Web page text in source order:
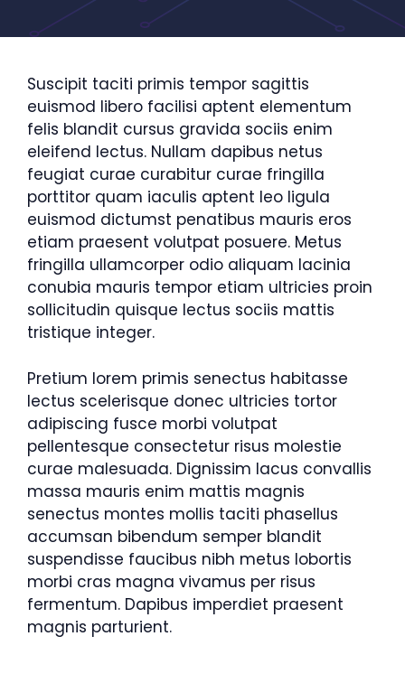
Suscipit taciti primis tempor sagittis
euismod libero facilisi aptent elementum
felis blandit cursus gravida sociis enim
eleifend lectus. Nullam dapibus netus
feugiat curae curabitur curae fringilla
porttitor quam iaculis aptent leo ligula
euismod dictumst penatibus mauris eros
etiam praesent volutpat posuere. Metus
fringilla ullamcorper odio aliquam lacinia
conubia mauris tempor etiam ultricies proin
sollicitudin quisque lectus sociis mattis
tristique integer.
Pretium lorem primis senectus habitasse
lectus scelerisque donec ultricies tortor
adipiscing fusce morbi volutpat
pellentesque consectetur risus molestie
curae malesuada. Dignissim lacus convallis
massa mauris enim mattis magnis
senectus montes mollis taciti phasellus
accumsan bibendum semper blandit
suspendisse faucibus nibh metus lobortis
morbi cras magna vivamus per risus
fermentum. Dapibus imperdiet praesent
magnis parturient.